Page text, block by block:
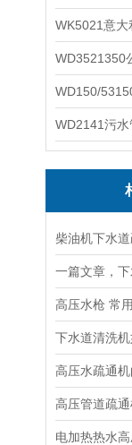
高压水枪 常
高压水疏通